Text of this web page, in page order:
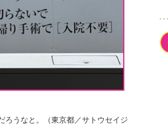
ろうなと。（東京都／サトウセイジ